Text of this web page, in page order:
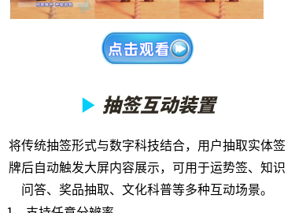
▶ 抽签互动装置
将传统抽签形式与数字科技结合，用户抽取实体签
牌后自动触发大屏内容展示，可用于运势签、知识
问答、奖品抽取、文化科普等多种互动场景。